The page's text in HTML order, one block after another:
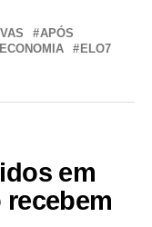
APÓS
ECONOMIA
ELO7
em